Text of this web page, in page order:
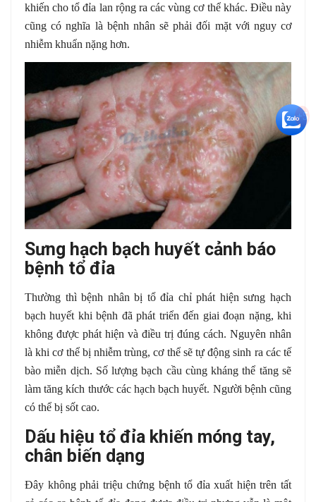
khiến cho tổ đỉa lan rộng ra các vùng cơ thể khác. Điều này
cũng có nghĩa là bệnh nhân sẽ phải đối mặt với nguy cơ
nhiễm khuẩn nặng hơn.
Sưng hạch bạch huyết cảnh báo
bệnh tổ đỉa
Thường thì bệnh nhân bị tổ đỉa chỉ phát hiện sưng hạch
bạch huyết khi bệnh đã phát triển đến giai đoạn nặng, khi
không được phát hiện và điều trị đúng cách. Nguyên nhân
là khi cơ thể bị nhiễm trùng, cơ thể sẽ tự động sinh ra các tế
bào miễn dịch. Số lượng bạch cầu cùng kháng thể tăng sẽ
làm tăng kích thước các hạch bạch huyết. Người bệnh cũng
có thể bị sốt cao.
Dấu hiệu tổ đỉa khiến móng tay,
chân biến dạng
Đây không phải triệu chứng bệnh tổ đỉa xuất hiện trên tất
+5